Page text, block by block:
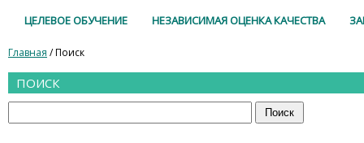
ЦЕЛЕВОЕ ОБУЧЕНИЕ НЕЗАВИСИМАЯ ОЦЕНКА КАЧЕСТВА
Главная / Поиск
ПОИСК